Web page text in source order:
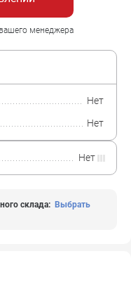
менеджера
Нет
Нет
Нет
склада: Выбрать